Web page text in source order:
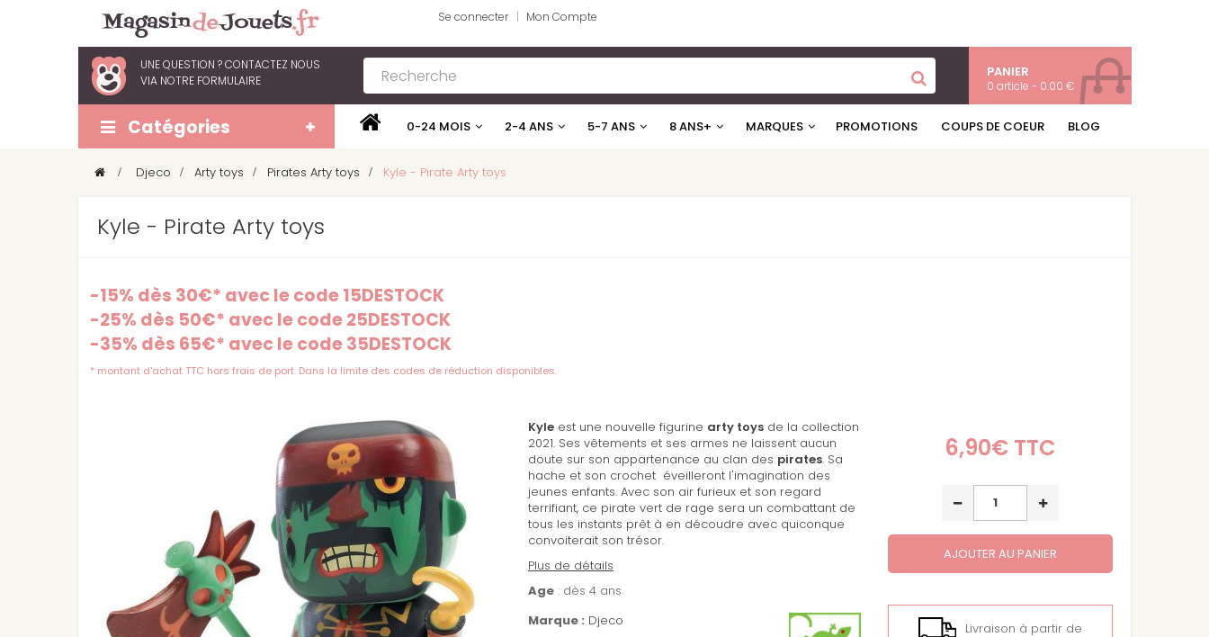
Se connecter Mon Compte
UNE QUESTION ?CONTACTEZ NOUS
VIA NOTRE FORMULAIRE
PANIER
0 article - 0.00 €
Catégories 0-24 MOIS 2-4 ANS 5-7 ANS 8 ANS+ MARQUES PROMOTIONS COUPS DE COEUR BLOG
> Djeco > Arty toys > Pirates Arty toys > Kyle - Pirate Arty toys
Kyle - Pirate Arty toys
-15% dès 30€* avec le code 15DESTOCK
-25% dès 50€* avec le code 25DESTOCK
-35% dès 65€* avec le code 35DESTOCK
* montant d'achat TTC hors frais de port. Dans la limite des codes de réduction disponibles.
Kyle est une nouvelle figurine arty toys de la collection
2021. Ses vêtements et ses armes ne laissent aucun
doute sur son appartenance au clan des pirates. Sa
hache et son crochet éveilleront l'imagination des
jeunes enfants. Avec son air furieux et son regard
terrifiant, ce pirate vert de rage sera un combattant de
tous les instants prêt à en découdre avec quiconque
convoiterait son trésor.
Plus de détails
Age : dès 4 ans
Marque : Djeco
6,90€TTC
AJOUTER AU PANIER
Livraison à partir de